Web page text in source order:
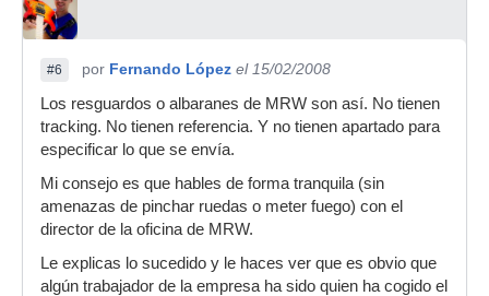
#6 por Fernando López el 15/02/2008
Los resguardos o albaranes de MRW son así. No tienen
tracking. No tienen referencia. Y no tienen apartado para
especificar lo que se envía.
Mi consejo es que hables de forma tranquila (sin
amenazas de pinchar ruedas o meter fuego) con el
director de la oficina de MRW.
Le explicas lo sucedido y le haces ver que es obvio que
algún trabajador de la empresa ha sido quien ha cogido el